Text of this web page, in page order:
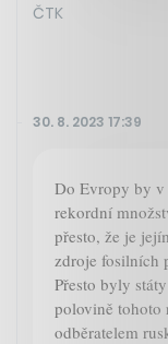
ČTK
30. 8. 2023 17:39
Do Evropy by v
rekordní
přesto, že je
zdroje fosilních
Přesto byly
polovině tohoto
odběratelem